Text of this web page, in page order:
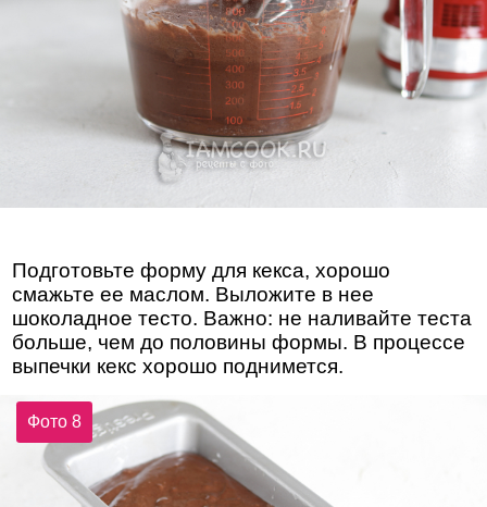
Подготовьте форму для кекса, хорошо
смажьте ее маслом. Выложите в нее
шоколадное тесто. Важно: не наливайте теста
больше, чем до половины формы. В процессе
выпечки кекс хорошо поднимется.
Фото 8